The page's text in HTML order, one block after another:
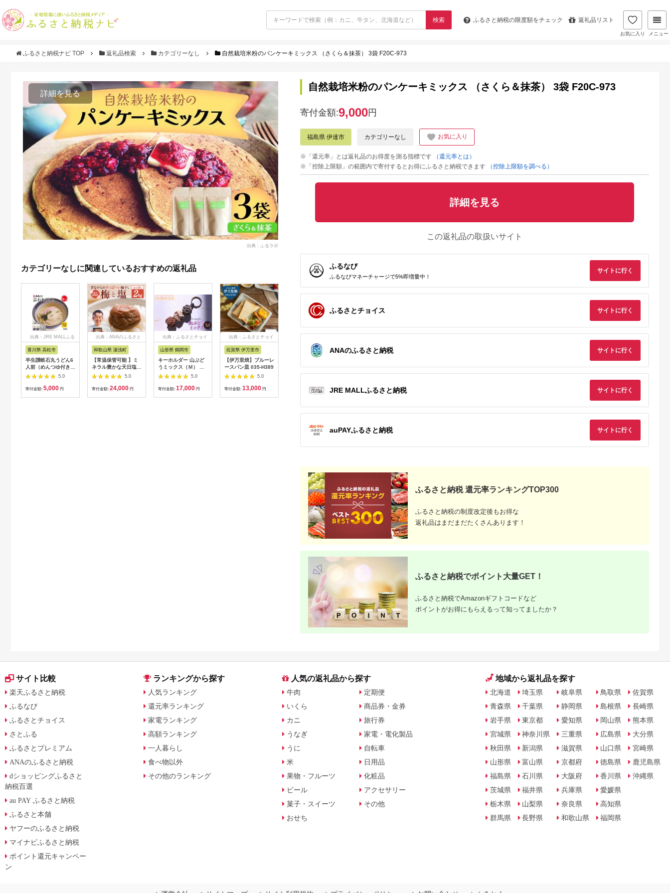
検索 ふるさと納税の限度額をチェック 返礼品リスト
お気に入り メニュー
ふるさと納税ナビ TOP 返礼品検索 カテゴリーなし 自然栽培米粉のパンケーキミックス （さくら＆抹茶） 3袋 F20C-973
詳細を見る
出典：ふるラボ
カテゴリーなしに関連しているおすすめの返礼品
出典：JRE MALLふる
香川県 高松市
半生讃岐石丸うどん6
人前（めんつゆ付き）
麺300g×2袋
5.0
寄付金額: 5,000 円
出典：ANAのふるさと
和歌山県 湯浅町
【常温保管可能 】ミ
ネラル豊かな天日塩だ
けで漬けた無添加梅干
し2kg 梅ボーイズ｜
南高梅
5.0
寄付金額: 24,000 円
出典：ふるさとチョイ
山形県 鶴岡市
キーホルダー 山ぶど
うミックス（Ｍ） 山
形県鶴岡市 アトリエ
かおる | 山葡萄 雑貨
キーホルダー ギフト
5.0
寄付金額: 17,000 円
出典：ふるさとチョイ
佐賀県 伊万里市
【伊万里焼】ブルーレ
ースパン皿 035-H389
5.0
寄付金額: 13,000 円
沖縄県 うるま市
縄の海塩］ぬちまーす
顆粒（250g）×2袋セ
食塩 塩 調味料 食卓塩
顆粒 シーソルト 人気
ま市 果報バンタ
12,000 円
岩手県 二戸市
わて短角和牛 ハンバ
ーグセット 150g×8個
寄付金額:14,000円
の駅ほそしま 大漁 セ
ット [海の駅 ほそしま
陸宮古重茂産】無添加
焼きうに 80g×2、5、
はんのお供 惣菜 魚介
【ふるさと納税】
【ご自宅用】 ふぞろ
い ころ柿 約800g
【期間限定発送】 [米
吉農園 石川県 志賀町
BA4132] 干柿 干し柿
柿 かき 枯露柿 果物
くだもの ドラフルー
最勝柿 ふるさと納税
円
香川県 多度津町
個性アスパラ（L-2L
混合）さぬきのめざ
1kg (訳あり)【L-14
寄付金額:
自然栽培米粉のパンケーキミックス （さくら＆抹茶） 3袋 F20C-973
寄付金額:9,000円
福島県 伊達市 カテゴリーなし お気に入り
※「還元率」とは返礼品のお得度を測る指標です
（還元率とは）
※「控除上限額」の範囲内で寄付するとお得にふるさと納税できます
（控除上限額を調べる）
詳細を見る
この返礼品の取扱いサイト
ふるなび
ふるなびマネーチャージで5%即増量中！
サイトに行く
ふるさとチョイス サイトに行く
ANAのふるさと納税 サイトに行く
JRE MALLふるさと納税 サイトに行く
auPAYふるさと納税 サイトに行く
ふるさと納税 還元率ランキングTOP300
ふるさと納税の制度改定後もお得な
返礼品はまだまだたくさんあります！
ふるさと納税でポイント大量GET！
ふるさと納税でAmazonギフトコードなど
ポイントがお得にもらえるって知ってましたか？
サイト比較
楽天ふるさと納税
ふるなび
ふるさとチョイス
さとふる
ふるさとプレミアム
ANAのふるさと納税
dショッピングふるさと
納税百選
au PAY ふるさと納税
ふるさと本舗
ヤフーのふるさと納税
マイナビふるさと納税
ポイント還元キャンペー
ン
ランキングから探す
人気ランキング
還元率ランキング
家電ランキング
高額ランキング
一人暮らし
食べ物以外
その他のランキング
人気の返礼品から探す
牛肉
いくら
カニ
うなぎ
うに
米
果物・フルーツ
ビール
菓子・スイーツ
おせち
定期便
商品券・金券
旅行券
家電・電化製品
自転車
日用品
化粧品
アクセサリー
その他
地域から返礼品を探す
北海道
青森県
岩手県
宮城県
秋田県
山形県
福島県
茨城県
栃木県
群馬県
埼玉県
千葉県
東京都
神奈川県
新潟県
富山県
石川県
福井県
山梨県
長野県
岐阜県
静岡県
愛知県
三重県
滋賀県
京都府
大阪府
兵庫県
奈良県
和歌山県
鳥取県
島根県
岡山県
広島県
山口県
徳島県
香川県
愛媛県
高知県
福岡県
佐賀県
長崎県
熊本県
大分県
宮崎県
鹿児島県
沖縄県